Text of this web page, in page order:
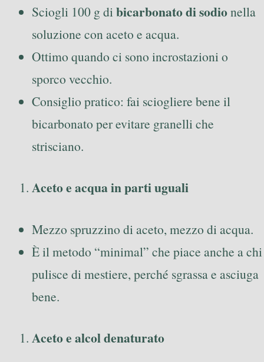
Sciogli 100 g dibicarbonato di sodionella
soluzione con aceto e acqua.
Ottimo quando ci sono incrostazioni o
sporco vecchio.
Consiglio pratico: fai sciogliere bene il
bicarbonato per evitare granelli che
strisciano.
Aceto e acqua in parti uguali
Mezzo spruzzino di aceto, mezzo di acqua.
È il metodo “minimal” che piace anche a chi
pulisce di mestiere, perché sgrassa e asciuga
bene.
Aceto e alcol denaturato